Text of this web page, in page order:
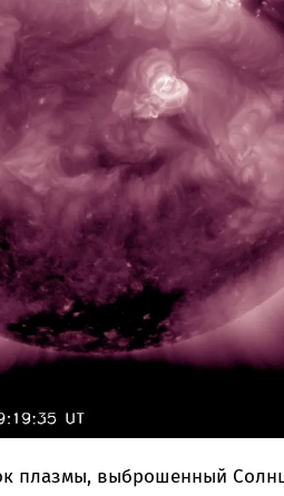
плазмы, выброшенный